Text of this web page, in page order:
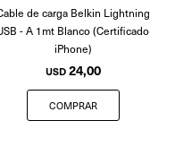
de carga Belkin Lightning
- A 1mt Blanco (Certificado
iPhone)
USD 24,00